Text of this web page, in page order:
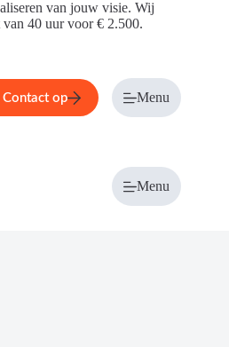
van jouw visie. Wij
40 uur voor € 2.500.
Service Over ons
Contact op Menu
Menu